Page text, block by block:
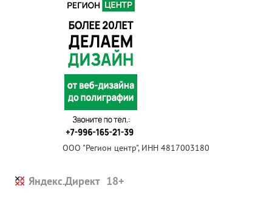
ООО "Регион центр", ИНН 4817003180
Яндекс.Директ